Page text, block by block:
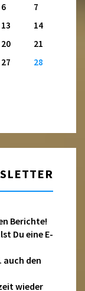
6
7
13
14
20
21
27
28
Berichte!
Du eine E-
den
wieder